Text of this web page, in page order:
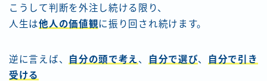
こうして判断を外注し続ける限り、
人生は他人の価値観に振り回され続けます。
逆に言えば、 自分の頭で考え 、 自分で選び、
自分で引き
受ける